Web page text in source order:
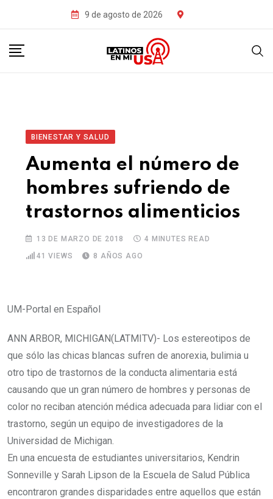
9 de agosto de 2026
BIENESTAR Y SALUD
Aumenta el número de
hombres sufriendo de
trastornos alimenticios
13 DE MARZO DE 2018
4 MINUTES READ
41 VIEWS 8 AÑOS AGO
UM-Portal en Español
ANN ARBOR, MICHIGAN(LATMITV)- Los estereotipos de
que sólo las chicas blancas sufren de anorexia, bulimia u
otro tipo de trastornos de la conducta alimentaria está
causando que un gran número de hombres y personas de
color no reciban atención médica adecuada para lidiar con el
trastorno, según un equipo de investigadores de la
Universidad de Michigan.
En una encuesta de estudiantes universitarios, Kendrin
Sonneville y Sarah Lipson de la Escuela de Salud Pública
encontraron grandes disparidades entre aquellos que están